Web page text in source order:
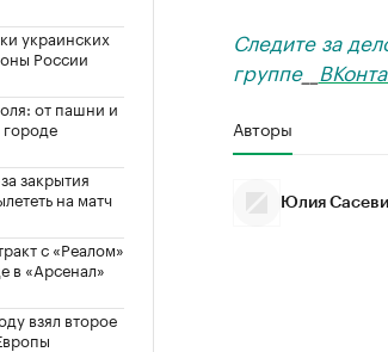
украинских
России
от пашни и
закрытия
на матч
с «Реалом»
в «Арсенал»
взял второе
Следите за
группе__
Авторы
Юлия